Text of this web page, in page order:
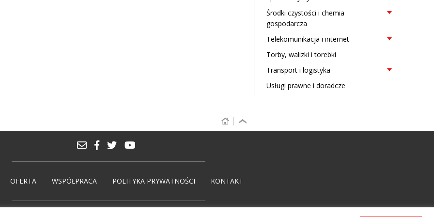
Środki czystości i chemia
gospodarcza
Telekomunikacja i internet
Torby, walizki i torebki
Transport i logistyka
Usługi prawne i doradcze
OFERTA WSPÓŁPRACA POLITYKA PRYWATNOŚCI KONTAKT